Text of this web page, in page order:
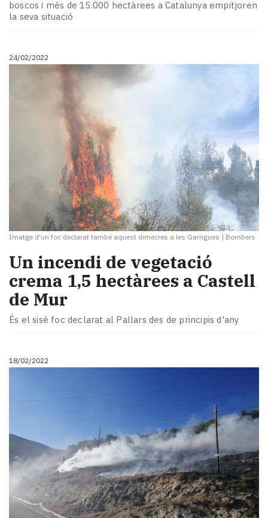
boscos i més de 15.000 hectàrees a Catalunya empitjoren
la seva situació
24/02/2022
Imatge d'un foc declarat també aquest dimecres a les Garrigues | Bombers
Un incendi de vegetació
crema 1,5 hectàrees a Castell
de Mur
És el sisè foc declarat al Pallars des de principis d'any
18/02/2022